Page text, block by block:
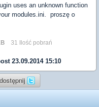
uses an unknown function
modules.ini. proszę o
31 Ilość pobrań
23.09.2014 15:10